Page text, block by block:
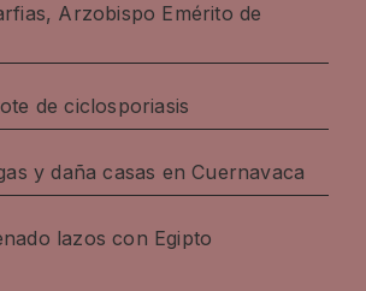
Arzobispo Emérito de
de ciclosporiasis
y daña casas en Cuernavaca
lazos con Egipto